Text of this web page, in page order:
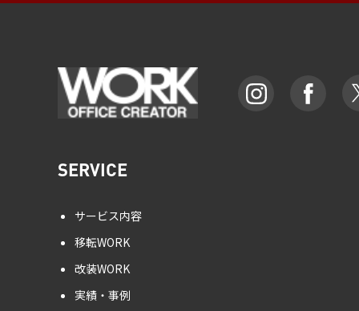
SERVICE
サービス内容
移転WORK
改装WORK
実績・事例